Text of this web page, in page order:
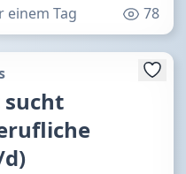
einem Tag 78